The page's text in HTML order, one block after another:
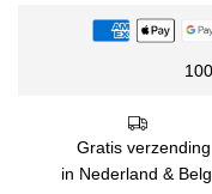
Gratis verzending
in Nederland &